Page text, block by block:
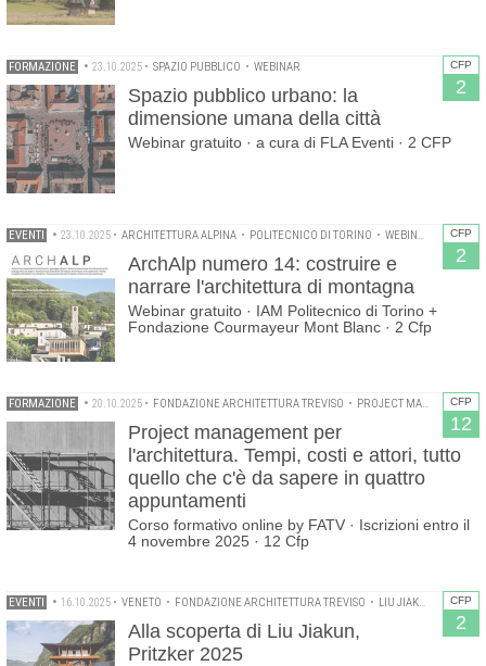
CFP
2
FORMAZIONE • 23.10.2025 • SPAZIO PUBBLICO • WEBINAR
Spazio pubblico urbano: la
dimensione umana della città
Webinar gratuito · a cura di FLA Eventi · 2 CFP
CFP
2
EVENTI • 23.10.2025 • ARCHITETTURA ALPINA • POLITECNICO DI TORINO • WEBINAR
ArchAlp numero 14: costruire e
narrare l'architettura di montagna
Webinar gratuito · IAM Politecnico di Torino +
Fondazione Courmayeur Mont Blanc · 2 Cfp
CFP
12
FORMAZIONE • 20.10.2025 • FONDAZIONE ARCHITETTURA TREVISO • PROJECT MANAGEMENT
Project management per
l'architettura. Tempi, costi e attori, tutto
quello che c'è da sapere in quattro
appuntamenti
Corso formativo online by FATV · Iscrizioni entro il
4 novembre 2025 · 12 Cfp
CFP
2
EVENTI • 16.10.2025 • VENETO • FONDAZIONE ARCHITETTURA TREVISO • LIU JIAKUN
Alla scoperta di Liu Jiakun,
Pritzker 2025